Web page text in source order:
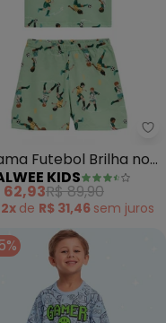
Infantil
Futebol Brilha no
(Verde Claro)
KIDS
62,93R$ 89,90
2x de R$ 31,46 sem juros